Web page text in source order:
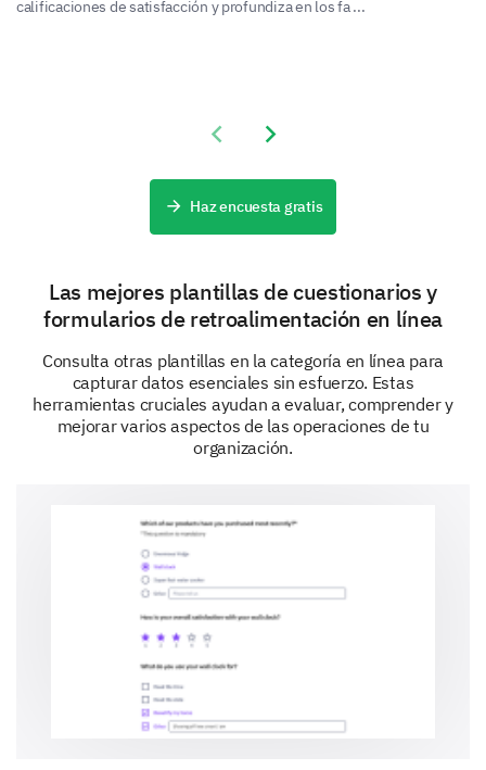
Recomendaciones y Seguimiento
podemos tomar para prevenir incidentes similares en
el futuro y tus recomendaciones para mejorar.
¿Qué medidas preventivas podemos
implementar para evitar incidentes similares
en el futuro? Por favor, proporcione hasta tres
¿Tienes algún comentario o recomendación
adicional sobre el incidente?
calificaciones de satisfacción y profundiza en los fa ...
Previous slide
Next slide
Haz encuesta gratis
Las mejores plantillas de cuestionarios y
formularios de retroalimentación en línea
Consulta otras plantillas en la categoría en línea para
capturar datos esenciales sin esfuerzo. Estas
herramientas cruciales ayudan a evaluar, comprender y
mejorar varios aspectos de las operaciones de tu
organización.